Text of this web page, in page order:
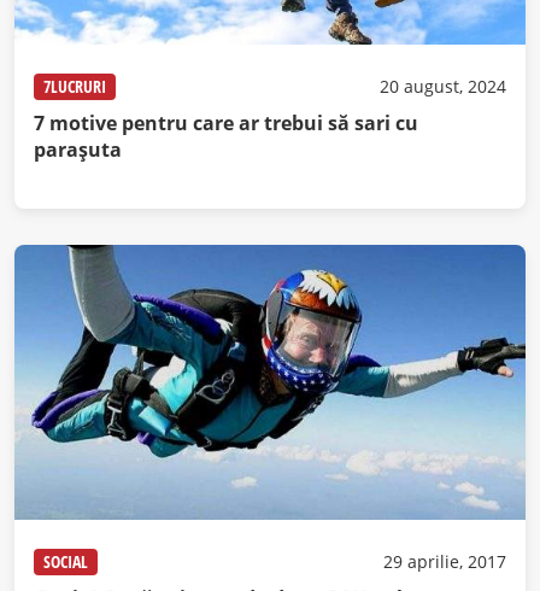
7LUCRURI 20 august, 2024
7 motive pentru care ar trebui să sari cu
parașuta
SOCIAL 29 aprilie, 2017